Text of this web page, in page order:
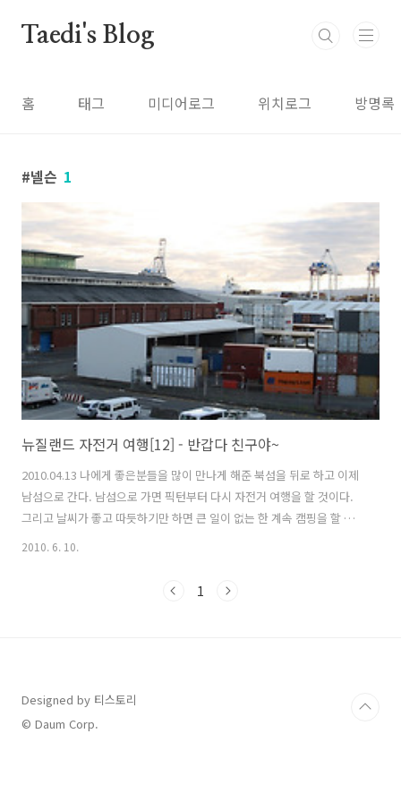
Taedi's Blog
홈 태그 미디어로그 위치로그 방명록
넬슨 1
뉴질랜드 자전거 여행[12] - 반갑다 친구야~
2010.04.13 나에게 좋은분들을 많이 만나게 해준 북섬을 뒤로 하고 이제
남섬으로 간다. 남섬으로 가면 픽턴부터 다시 자전거 여행을 할 것이다.
그리고 날씨가 좋고 따듯하기만 하면 큰 일이 없는 한 계속 캠핑을 할 생
각이다. 남섬으로 가는 페리에서 정말 반가운 친구를 만났다. 타우포 백
뜻밖에 다시 만나게 됐다. 스위스인인데 한국도 몇 번 온적이 있어서 우
2010. 6. 10.
1
Designed by 티스토리
© Daum Corp.